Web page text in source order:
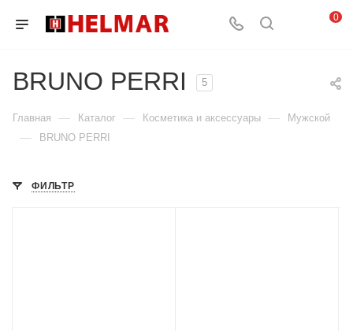
0
BRUNO PERRI 5
Главная — Каталог — Косметика и аксессуары — Мужской
— BRUNO PERRI
ФИЛЬТР